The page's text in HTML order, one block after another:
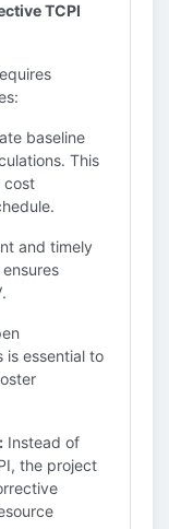
TCPI
baseline
This
cost
and timely
is essential to
Instead of
the project